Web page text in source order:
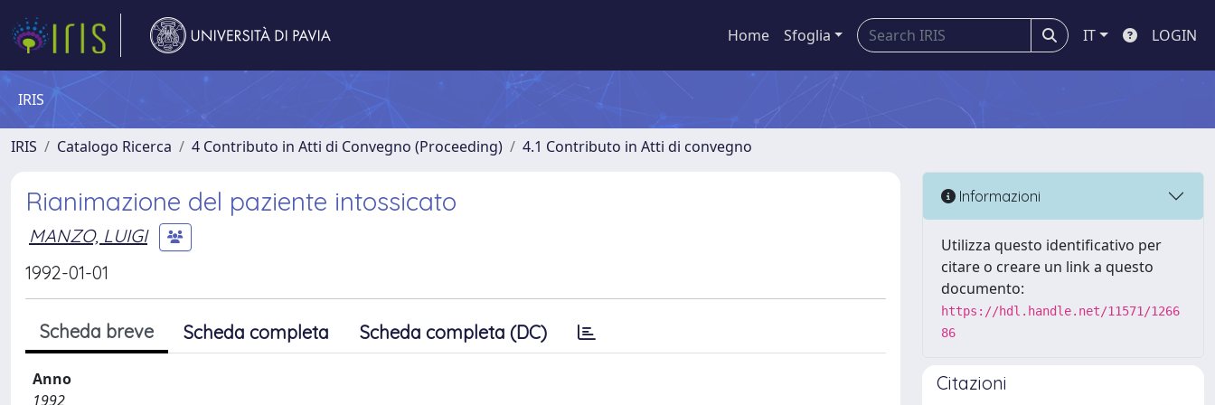
Home Sfoglia IT LOGIN
IRIS
IRIS Catalogo Ricerca 4 Contributo in Atti di Convegno (Proceeding) 4.1 Contributo in Atti di convegno
Rianimazione del paziente intossicato
MANZO, LUIGI
1992-01-01
Scheda breve Scheda completa Scheda completa (DC)
Anno
1992
Informazioni
Utilizza questo identificativo per
citare o creare un link a questo
documento:
https://hdl.handle.net/11571/1266
86
Citazioni